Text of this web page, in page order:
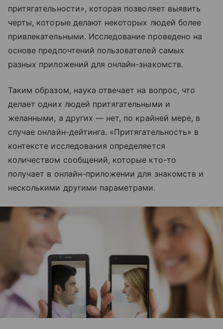
притягательности», которая позволяет выявить
черты, которые делают некоторых людей более
привлекательными. Исследование проведено на
основе предпочтений пользователей самых
разных приложений для онлайн-знакомств.
Таким образом, наука отвечает на вопрос, что
делает одних людей притягательными и
желанными, а других — нет, по крайней мере, в
случае онлайн-дейтинга. «Притягательность» в
контексте исследования определяется
количеством сообщений, которые кто-то
получает в онлайн-приложении для знакомств и
несколькими другими параметрами.